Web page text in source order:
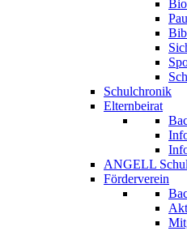
Schulchronik
Elternbeirat
ANGELL
Förderverein